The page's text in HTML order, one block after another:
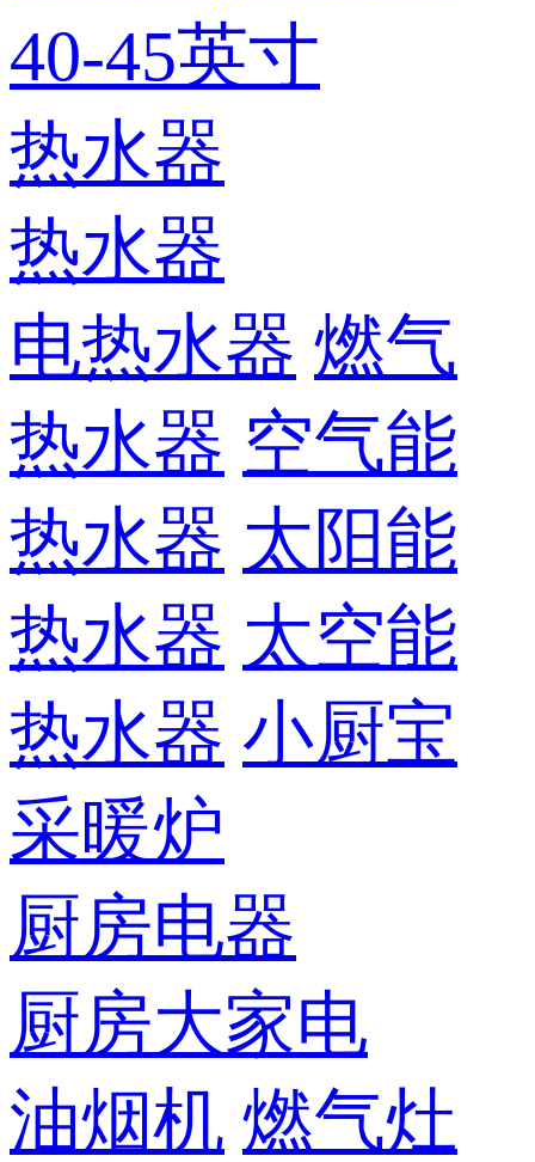
40-45英寸
热水器
热水器
电热水器 燃气
热水器 空气能
热水器 太阳能
热水器 太空能
热水器 小厨宝
采暖炉
厨房电器
厨房大家电
油烟机 燃气灶